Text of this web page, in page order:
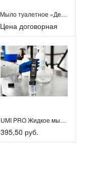
Мыло туалетное «Детское»
Цена договорная
UMI PRO Жидкое мыло-гель
395,50 руб.